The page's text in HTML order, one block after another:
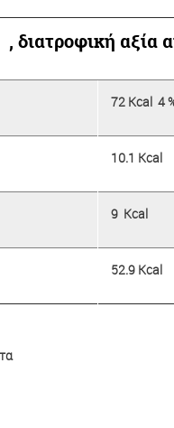
διατροφική αξία
72 Kcal 4
10.1 Kcal
9 Kcal
52.9 Kcal